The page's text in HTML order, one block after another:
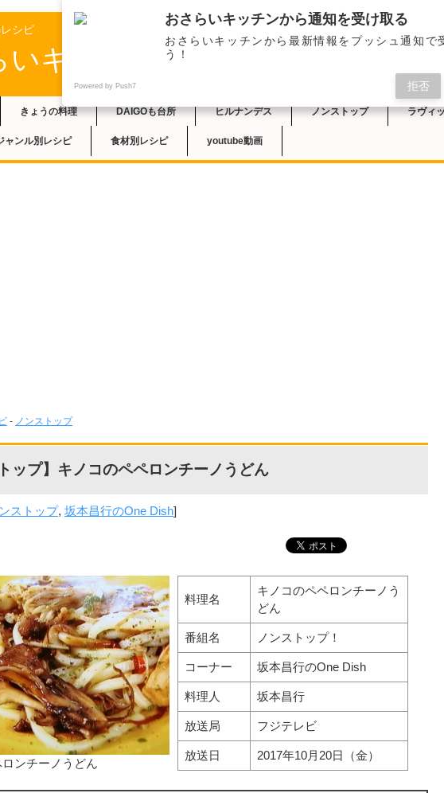
シピ
キッチン
きょうの料理 DAIGOも台所 ヒルナンデス ノンストップ ラヴィ
ャンル別レシピ 食材別レシピ youtube動画
- ノンストップ
ップ】キノコのペペロンチーノうどん
ストップ, 坂本昌行のOne Dish]
ンチーノうどん
料理名
キノコのペペロンチーノう
どん
番組名 ノンストップ！
コーナー 坂本昌行のOne Dish
料理人 坂本昌行
放送局 フジテレビ
放送日 2017年10月20日（金）
おさらいキッチンから通知を受け取る
おさらいキッチンから最新情報をプッシュ通知で
う！
Powered by Push7 拒否